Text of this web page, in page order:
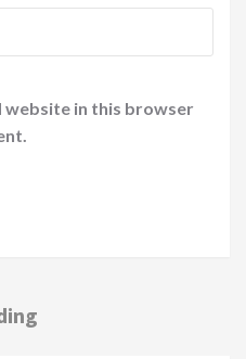
website in this browser